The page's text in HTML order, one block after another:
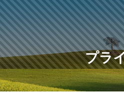
Skip
to
content
有
限
会
社
コ
岡
山
市
の
不
用
プラ
限
会
社
コ
ウ
ノ
産